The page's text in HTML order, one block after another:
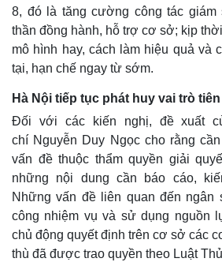
8, đó là tăng cường công tác giám
thần đồng hành, hỗ trợ cơ sở; kịp
mô hình hay, cách làm hiệu quả và
tại, hạn chế ngay từ sớm.
Hà Nội tiếp tục phát huy vai trò
Đối với các kiến nghị, đề xuất
chí Nguyễn Duy Ngọc cho rằng
vấn đề thuộc thẩm quyền giải
những nội dung cần báo cáo,
Những vấn đề liên quan đến ngân
công nhiệm vụ và sử dụng nguồn
chủ động quyết định trên cơ sở các
thù đã được trao quyền theo Luật